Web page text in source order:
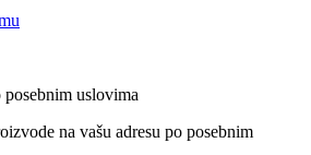
uslovima
na vašu adresu po posebnim